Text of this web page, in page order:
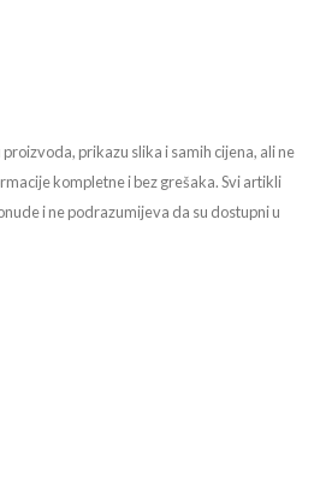
prikazu slika i samih cijena, ali ne
kompletne i bez grešaka. Svi artikli
i ne podrazumijeva da su dostupni u